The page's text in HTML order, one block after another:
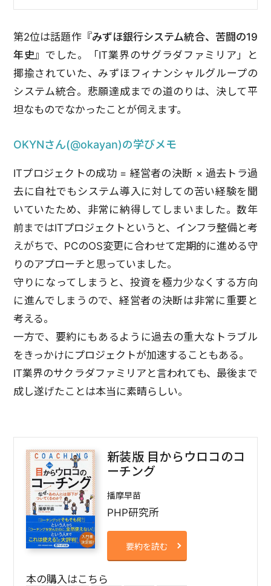
第2位は話題作『みずほ銀行システム統合、苦闘の19
年史』 でした。「IT業界のサグラダファミリア」と
揶揄されていた、みずほフィナンシャルグループの
システム統合。悲願達成までの道のりは、決して平
坦なものでなかったことが伺えます。
OKYNさん(@okayan)の学びメモ
ITプロジェクトの成功 = 経営者の決断 × 過去トラ過
去に自社でもシステム導入に対しての苦い経験を聞
いていたため、非常に納得してしまいました。数年
前まではITプロジェクトというと、インフラ整備と考
えがちで、PCのOS変更に合わせて定期的に進める守
りのアプローチと思っていました。
守りになってしまうと、投資を極力少なくする方向
に進んでしまうので、経営者の決断は非常に重要と
考える。
一方で、要約にもあるように過去の重大なトラブル
をきっかけにプロジェクトが加速することもある。
IT業界のサクラダファミリアと言われても、最後まで
成し遂げたことは本当に素晴らしい。
新装版 目からウロコのコ
ーチング
播摩早苗
PHP研究所
要約を読む
本の購入はこちら